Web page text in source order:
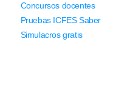
Concursos docentes
Pruebas ICFES Saber
Simulacros gratis